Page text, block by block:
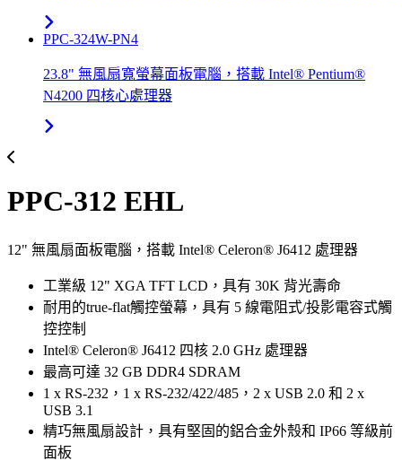
PPC-324W-PN4
23.8" 無風扇寬螢幕面板電腦，搭載 Intel® Pentium®
N4200 四核心處理器
PPC-312 EHL
12" 無風扇面板電腦，搭載 Intel® Celeron® J6412 處理器
工業級 12" XGA TFT LCD，具有 30K 背光壽命
耐用的true-flat觸控螢幕，具有 5 線電阻式/投影電容式觸
控控制
Intel® Celeron® J6412 四核 2.0 GHz 處理器
最高可達 32 GB DDR4 SDRAM
1 x RS-232，1 x RS-232/422/485，2 x USB 2.0 和 2 x
USB 3.1
精巧無風扇設計，具有堅固的鋁合金外殼和 IP66 等級前
面板